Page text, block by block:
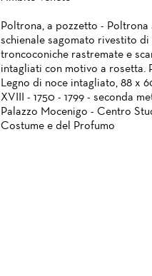
Poltrona, a pozzetto -
schienale sagomato rivestito
troncoconiche rastremate e
intagliati con motivo a rosetta.
Legno di noce intagliato, 88 x
XVIII - 1750 - 1799 - seconda
Palazzo Mocenigo - Centro
Costume e del Profumo